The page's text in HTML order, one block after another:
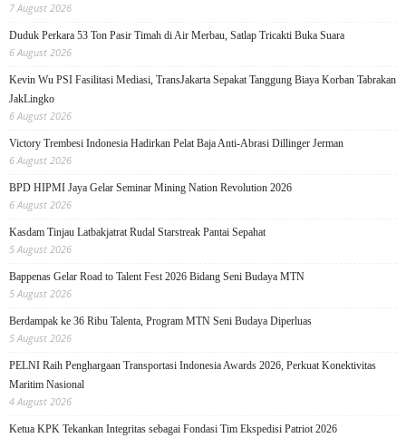
7 August 2026
Duduk Perkara 53 Ton Pasir Timah di Air Merbau, Satlap Tricakti Buka Suara
6 August 2026
Kevin Wu PSI Fasilitasi Mediasi, TransJakarta Sepakat Tanggung Biaya Korban Tabrakan
JakLingko
6 August 2026
Victory Trembesi Indonesia Hadirkan Pelat Baja Anti-Abrasi Dillinger Jerman
6 August 2026
BPD HIPMI Jaya Gelar Seminar Mining Nation Revolution 2026
6 August 2026
Kasdam Tinjau Latbakjatrat Rudal Starstreak Pantai Sepahat
5 August 2026
Bappenas Gelar Road to Talent Fest 2026 Bidang Seni Budaya MTN
5 August 2026
Berdampak ke 36 Ribu Talenta, Program MTN Seni Budaya Diperluas
5 August 2026
PELNI Raih Penghargaan Transportasi Indonesia Awards 2026, Perkuat Konektivitas
Maritim Nasional
4 August 2026
Ketua KPK Tekankan Integritas sebagai Fondasi Tim Ekspedisi Patriot 2026